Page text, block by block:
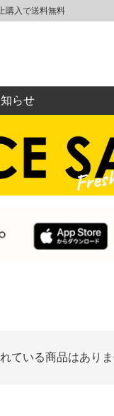
購入で送料無料
らせ
ている商品はありま